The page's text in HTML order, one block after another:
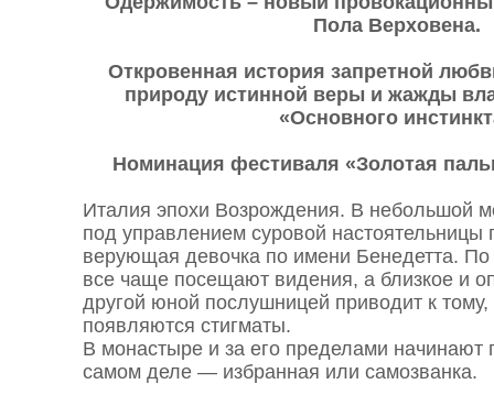
Пола Верховена.
Откровенная история запретной
природу истинной веры и жажды
«Основного
Номинация фестиваля «Золотая
Италия эпохи Возрождения. В небольшой
под управлением суровой настоятельницы
верующая девочка по имени Бенедетта.
все чаще посещают видения, а близкое и
другой юной послушницей приводит к тому,
появляются стигматы.
В монастыре и за его пределами начинают
самом деле — избранная или самозванка.